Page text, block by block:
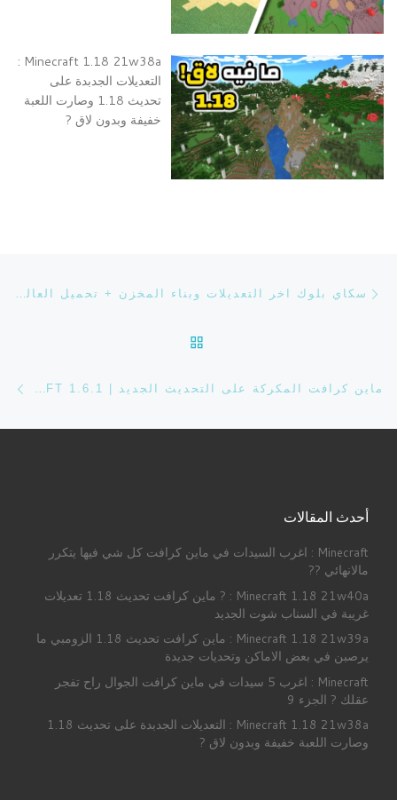
Minecraft 1.18 21w38a :
التعديلات الجدبدة على
تحديث 1.18 وصارت اللعبة
خفيفة وبدون لاق ?
تصفح التدوينة سكاي بلوك اخر التعديلات وبناء المخزن + تحميل العالم SKYBLOCK | #11
BACK TO POST LIST
ماين كرافت المكركة على التحديث الجديد | MINECRAFT 1.6.1
أحدث المقالات
Minecraft : اغرب السيدات في ماين كرافت كل شي فيها يتكرر
مالانهائي ??
Minecraft 1.18 21w40a : ? ماين كرافت تحديث 1.18 تعديلات
غريبة في السناب شوت الجديد
Minecraft 1.18 21w39a : ماين كرافت تحديث 1.18 الزومبي ما
يرصبن في بعض الاماكن وتحديات جديدة
Minecraft : اغرب 5 سيدات في ماين كرافت الجوال راح تفجر
عقلك ? الجزء 9
Minecraft 1.18 21w38a : التعديلات الجدبدة على تحديث 1.18
وصارت اللعبة خفيفة وبدون لاق ?